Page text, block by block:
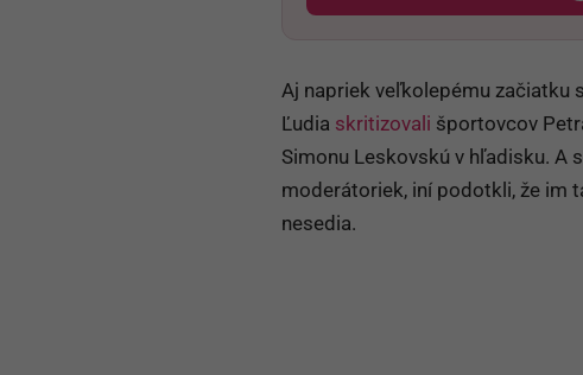
Aj napriek veľkolepému začiatku
Ľudia skritizovali športovcov
Simonu Leskovskú v hľadisku. A
moderátoriek, iní podotkli, že im
nesedia.